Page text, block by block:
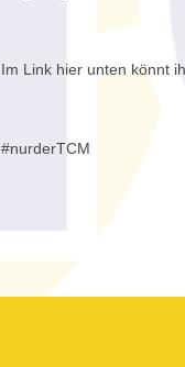
Im Link hier unten könnt
#nurderTCM